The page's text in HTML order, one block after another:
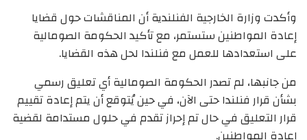
وأكدت وزارة الخارجية الفنلندية أن المناقشات حول قضايا
إعادة المواطنين ستستمر، مع تأكيد الحكومة الصومالية
على استعدادها للعمل مع فنلندا لحل هذه القضايا.
من جانبها، لم تصدر الحكومة الصومالية أي تعليق رسمي
بشأن قرار فنلندا حتى الآن، في حين يُتوقع أن يتم إعادة تقييم
قرار التعليق في حال تم إحراز تقدم في حلول مستدامة لقضية
إعادة المواطنين.